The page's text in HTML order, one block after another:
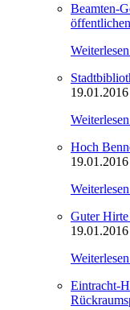
Beamten-
19.01.2016
Hoch
19.01.2016
Guter Hirte
19.01.2016
Eintracht-